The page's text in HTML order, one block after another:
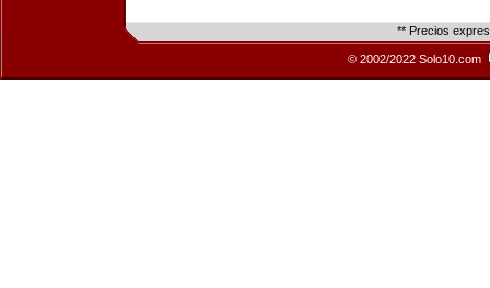
** Precios
© 2002/2022 Solo10.com